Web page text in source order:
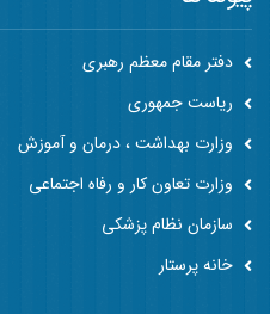
دفتر مقام معظم رهبری
ریاست جمهوری
وزارت بهداشت ، درمان و آموزش
وزارت تعاون کار و رفاه اجتماعی
سازمان نظام پزشکی
خانه پرستار